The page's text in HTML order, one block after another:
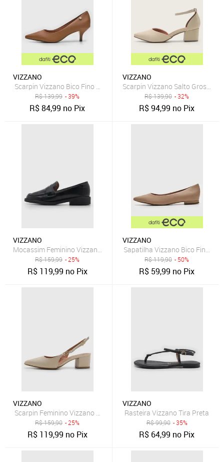
VIZZANO
Scarpin Vizzano Bico Fino Caramelo
R$139,99 - 39%
R$84,99 no Pix
VIZZANO
Scarpin Vizzano Salto Grosso
R$139,90 - 32%
R$94,99 no Pix
VIZZANO
Mocassim Feminino Vizzano Detalhe Tira Preto
R$159,99 - 25%
R$ 119,99 no Pix
VIZZANO
Sapatilha Vizzano Bico Fino
R$119,90 - 50%
R$ 59,99 no Pix
VIZZANO
Scarpin Feminino Vizzano Bico Fino Salto Bloco Bege
R$159,90 - 25%
R$ 119,99 no Pix
VIZZANO
Rasteira Vizzano Tira Preta
R$99,90 - 35%
R$ 64,99 no Pix